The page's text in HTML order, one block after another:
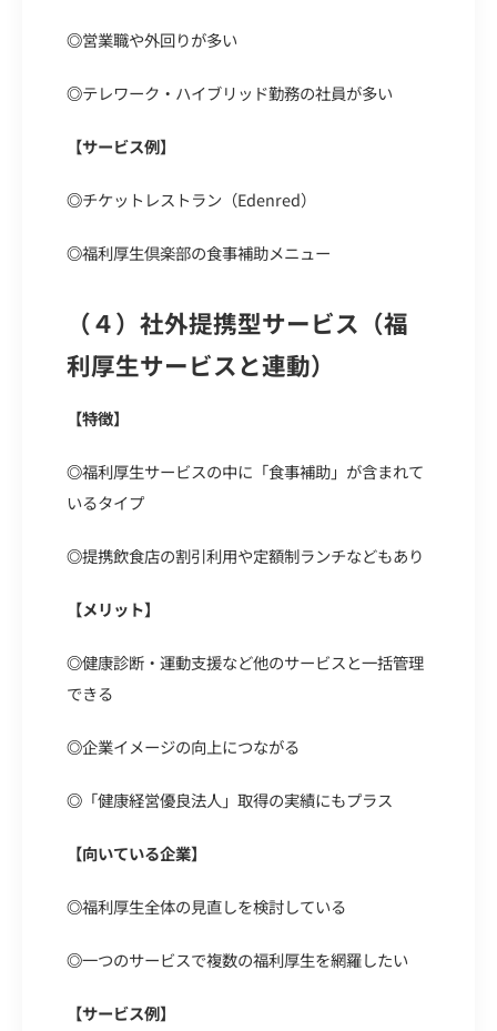
◎営業職や外回りが多い
◎テレワーク・ハイブリッド勤務の社員が多い
【サービス例】
◎チケットレストラン（Edenred）
◎福利厚生倶楽部の食事補助メニュー
（４）社外提携型サービス（福
利厚生サービスと連動）
【特徴】
◎福利厚生サービスの中に「食事補助」が含まれて
いるタイプ
◎提携飲食店の割引利用や定額制ランチなどもあり
【メリット】
◎健康診断・運動支援など他のサービスと一括管理
できる
◎企業イメージの向上につながる
◎ 「健康経営優良法人」取得の実績にもプラス
【向いている企業】
◎福利厚生全体の見直しを検討している
◎一つのサービスで複数の福利厚生を網羅したい
【サービス例】